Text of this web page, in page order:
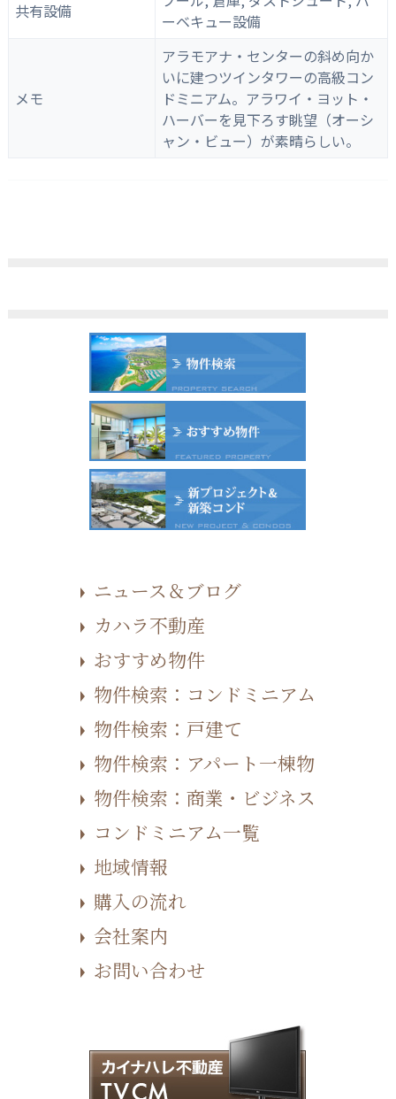
共有設備
ーベキュー設備
メモ
アラモアナ・センターの斜め向か
いに建つツインタワーの高級コン
ドミニアム。アラワイ・ヨット・
ハーバーを見下ろす眺望（オーシ
ャン・ビュー）が素晴らしい。
ニュース＆ブログ
カハラ不動産
おすすめ物件
物件検索：コンドミニアム
物件検索：戸建て
物件検索：アパート一棟物
物件検索：商業・ビジネス
コンドミニアム一覧
地域情報
購入の流れ
会社案内
お問い合わせ